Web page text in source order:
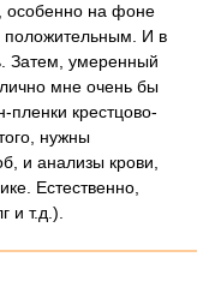
особенно на фоне
положительным. И в
Затем, умеренный
мне очень бы
пленки крестцово-
нужны
и анализы крови,
Естественно,
и т.д.).